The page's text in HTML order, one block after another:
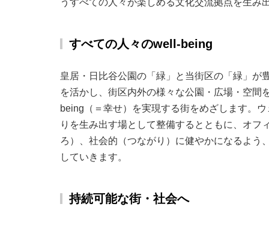
うすべての人々が楽しめる文化交流拠点を生
すべての人々のwell-being
皇居・日比谷公園の「緑」と当街区の「緑」が
を活かし、街区内外の様々な公園・広場・空
being（＝幸せ）を実現する街をめざします。
りを生み出す場として整備するとともに、オ
ろ）、社会的（つながり）に健やかになるよう
していきます。
持続可能な街・社会へ